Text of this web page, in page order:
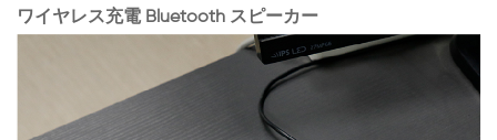
ワイヤレス充電 Bluetooth スピーカー